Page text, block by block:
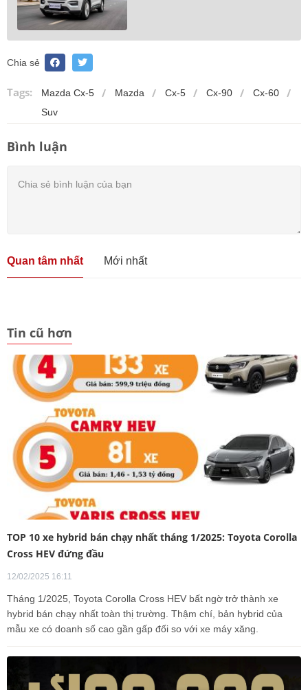
Chia sẻ
Tags: Mazda Cx-5 Mazda Cx-5 Cx-90
Cx-60
Suv
Bình luận
Quan tâm nhất Mới nhất
Tin cũ hơn
TOP 10 xe hybrid bán chạy nhất tháng 1/2025: Toyota Corolla
Cross HEV đứng đầu
12/02/2025 16:11
Tháng 1/2025, Toyota Corolla Cross HEV bất ngờ trở thành xe
hybrid bán chạy nhất toàn thị trường. Thậm chí, bản hybrid của
mẫu xe có doanh số cao gần gấp đối so với xe máy xăng.